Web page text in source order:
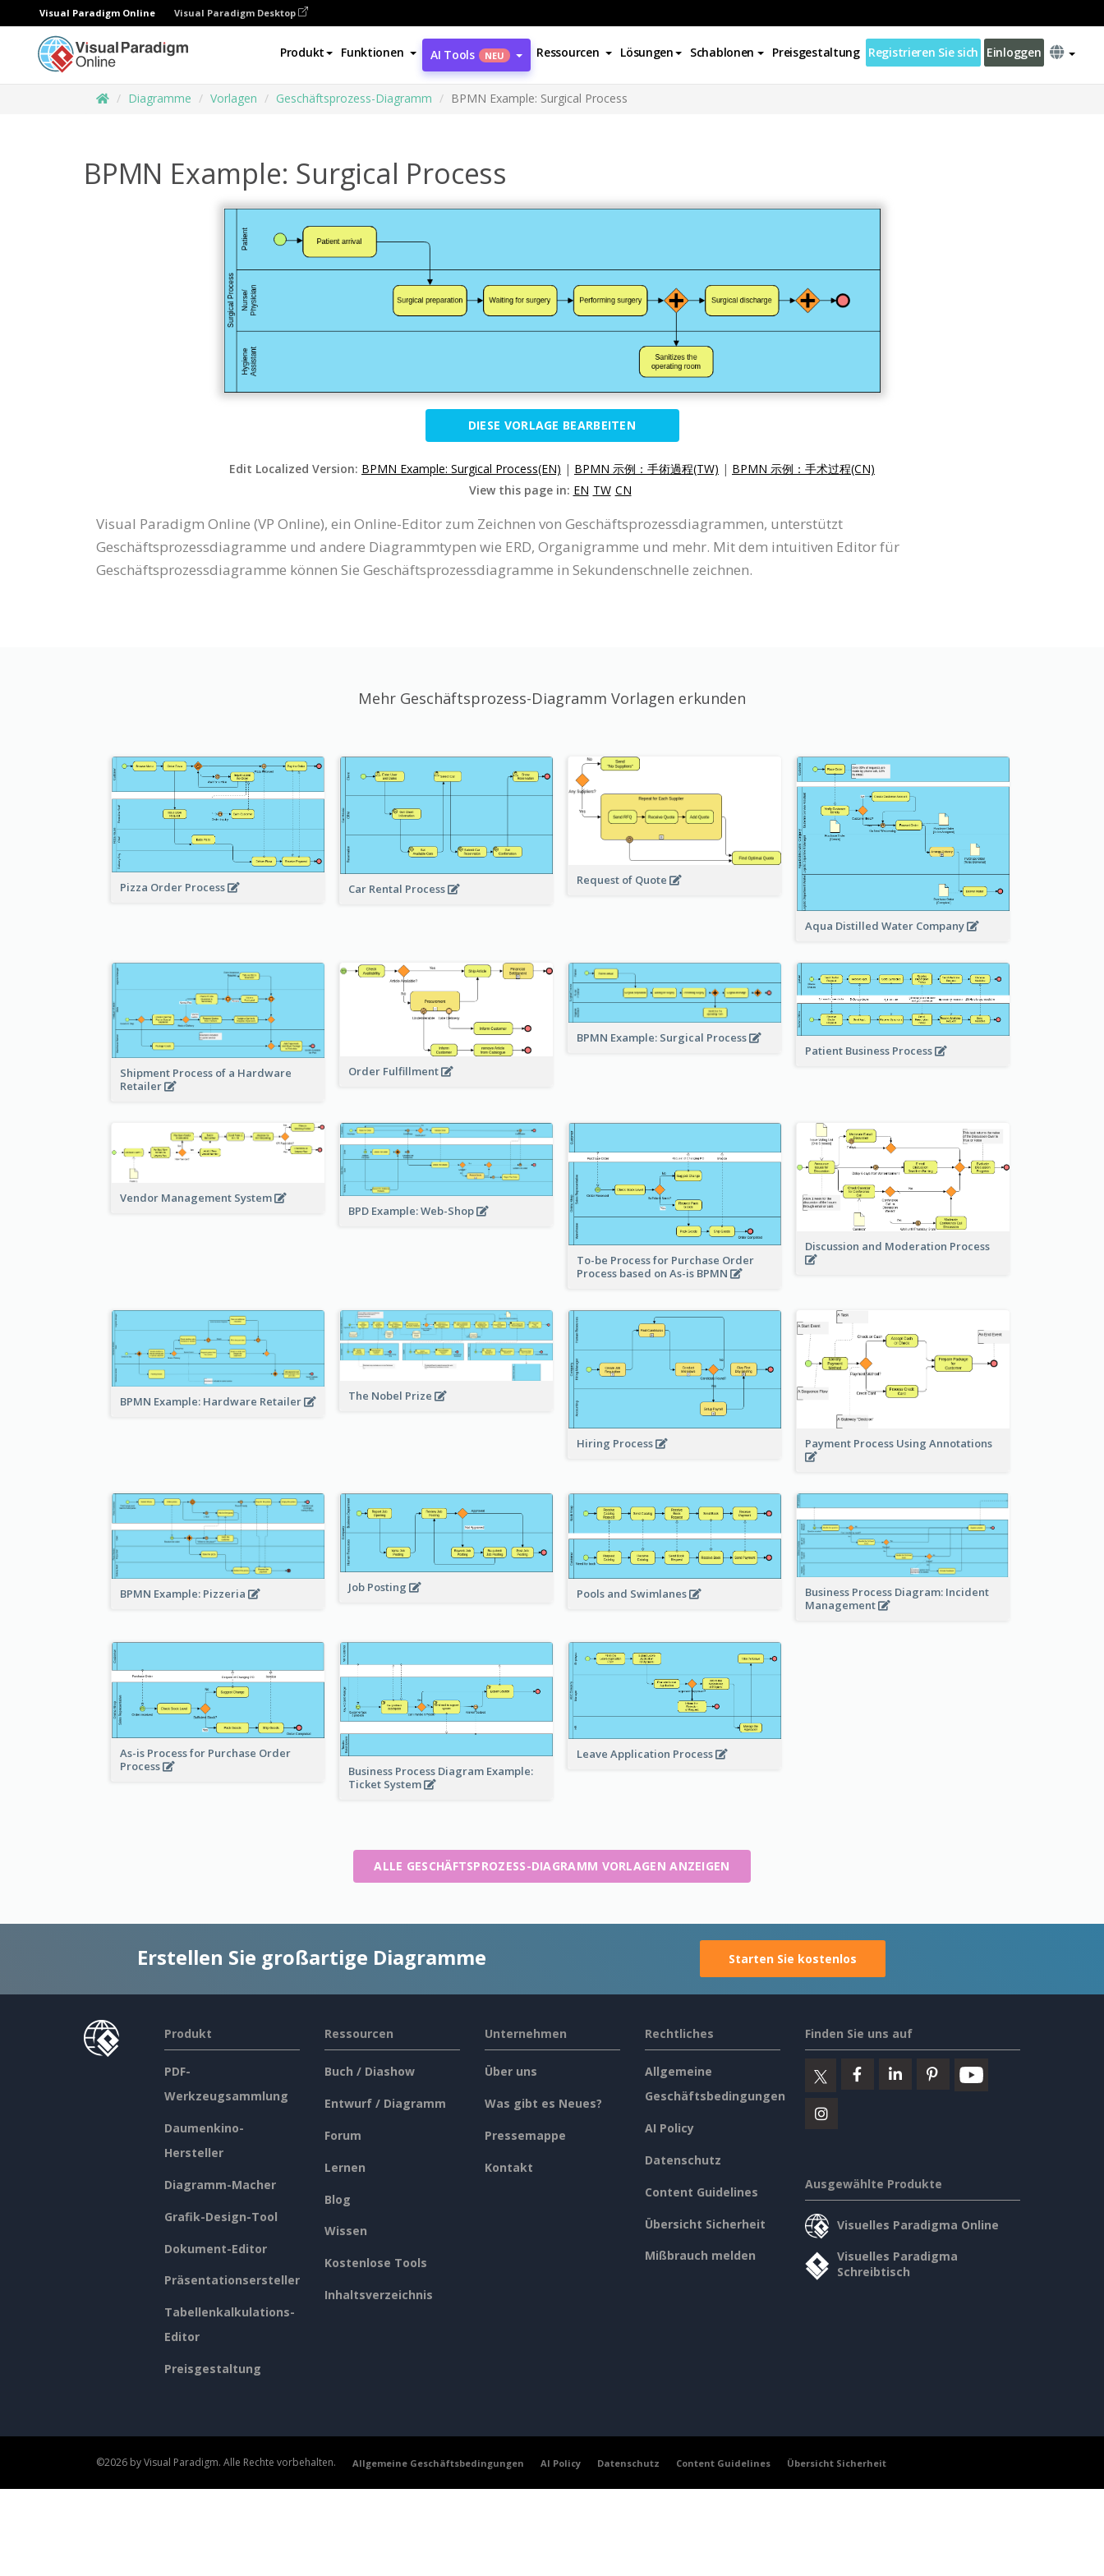
Visual Paradigm Online Visual Paradigm Desktop
Produkt Funktionen AI Tools NEU Ressourcen Lösungen Schablonen Preisgestaltung Registrieren Sie sich Einloggen
Diagramme Vorlagen Geschäftsprozess-Diagramm BPMN Example: Surgical Process
BPMN Example: Surgical Process
DIESE VORLAGE BEARBEITEN
Edit Localized Version: BPMN Example: Surgical Process(EN) | BPMN 示例：手術過程(TW) | BPMN 示例：手术过程(CN)
View this page in: EN TW CN
Visual Paradigm Online (VP Online), ein Online-Editor zum Zeichnen von Geschäftsprozessdiagrammen, unterstützt
Geschäftsprozessdiagramme und andere Diagrammtypen wie ERD, Organigramme und mehr. Mit dem intuitiven Editor für
Geschäftsprozessdiagramme können Sie Geschäftsprozessdiagramme in Sekundenschnelle zeichnen.
Mehr Geschäftsprozess-Diagramm Vorlagen erkunden
Pizza Order Process Car Rental Process
Request of Quote
Aqua Distilled Water Company
Shipment Process of a Hardware
Retailer
Order Fulfillment
BPMN Example: Surgical Process
Patient Business Process
Vendor Management System
BPD Example: Web-Shop
To-be Process for Purchase Order
Process based on As-is BPMN
Discussion and Moderation Process
BPMN Example: Hardware Retailer The Nobel Prize
Hiring Process Payment Process Using Annotations
BPMN Example: Pizzeria Job Posting Pools and Swimlanes
Business Process Diagram: Incident
Management
As-is Process for Purchase Order
Process
Business Process Diagram Example:
Ticket System
Leave Application Process
ALLE GESCHÄFTSPROZESS-DIAGRAMM VORLAGEN ANZEIGEN
Erstellen Sie großartige Diagramme Starten Sie kostenlos
Produkt
PDF-
Werkzeugsammlung
Daumenkino-
Hersteller
Diagramm-Macher
Grafik-Design-Tool
Dokument-Editor
Präsentationsersteller
Tabellenkalkulations-
Editor
Preisgestaltung
Ressourcen
Buch / Diashow
Entwurf / Diagramm
Forum
Lernen
Blog
Wissen
Kostenlose Tools
Inhaltsverzeichnis
Unternehmen
Über uns
Was gibt es Neues?
Pressemappe
Kontakt
Rechtliches
Allgemeine
Geschäftsbedingungen
AI Policy
Datenschutz
Content Guidelines
Übersicht Sicherheit
Mißbrauch melden
Finden Sie uns auf
Ausgewählte Produkte
Visuelles Paradigma Online
Visuelles Paradigma
Schreibtisch
©2026 by Visual Paradigm. Alle Rechte vorbehalten. Allgemeine Geschäftsbedingungen AI Policy Datenschutz Content Guidelines Übersicht Sicherheit